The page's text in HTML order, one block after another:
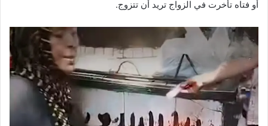
أو فتاه تأخرت في الزواج تريد أن تتزوج.